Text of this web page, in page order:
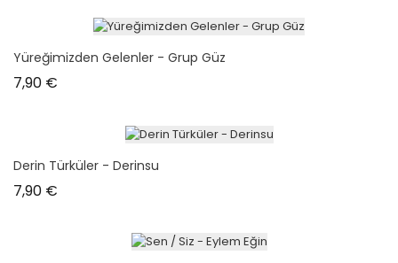
Yüreğimizden Gelenler - Grup Güz
7,90 €
Derin Türküler - Derinsu
7,90 €